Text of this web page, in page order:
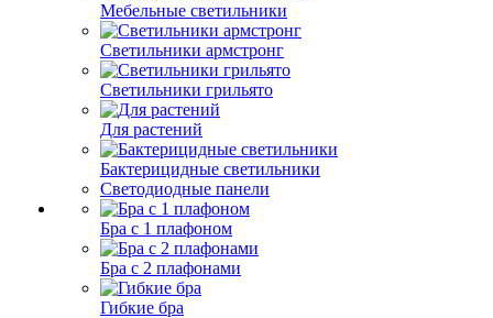
Мебельные светильники
Светильники армстронг
Светильники грильято
Для растений
Бактерицидные светильники
Светодиодные панели
Бра с 1 плафоном
Бра с 2 плафонами
Гибкие бра